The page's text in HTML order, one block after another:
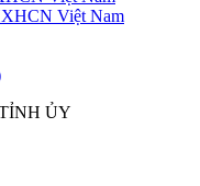
Việt Nam
ỦY